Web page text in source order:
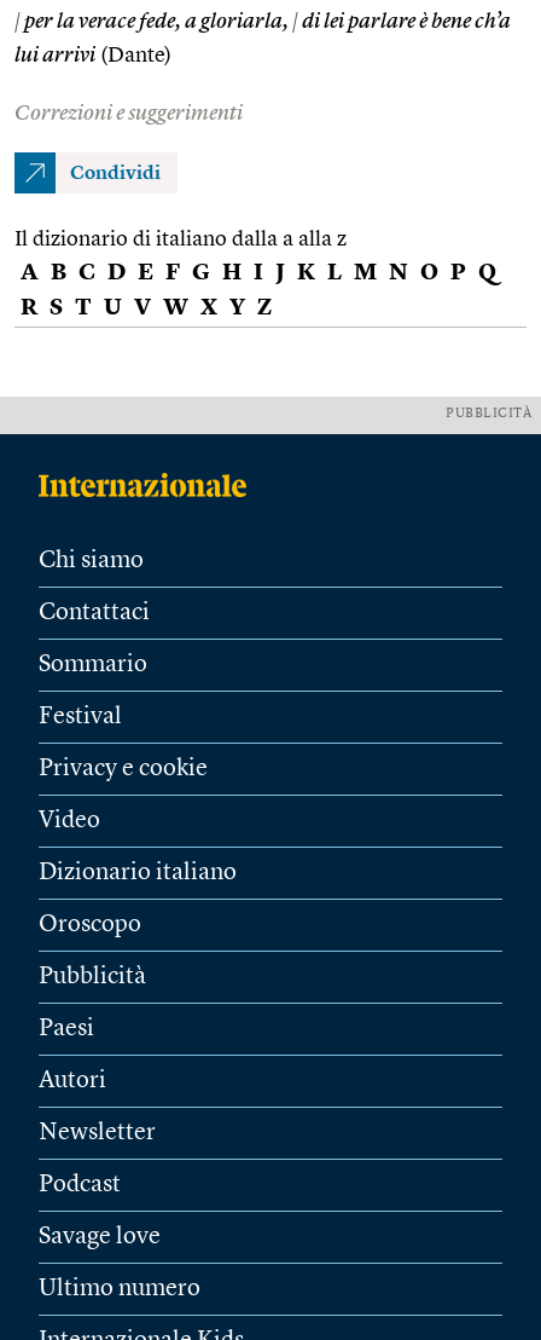
|per la verace fede, a gloriarla, |di lei parlare è bene ch’a
lui arrivi (Dante)
Correzioni e suggerimenti
Condividi
Il dizionario di italiano dalla a alla z
A B C D E F G H I J K L M N O P Q
R S T U V W X Y Z
PUBBLICITÀ
Chi siamo
Contattaci
Sommario
Festival
Privacy e cookie
Video
Dizionario italiano
Oroscopo
Pubblicità
Paesi
Autori
Newsletter
Podcast
Savage love
Ultimo numero